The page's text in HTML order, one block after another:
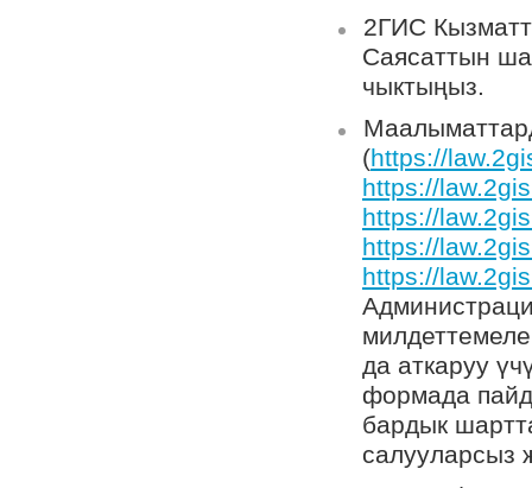
2ГИС
Саясаттын
чыктыңыз.
(https://
https://
https://
https://
https://
да аткаруу
формада
бардык
салууларсыз